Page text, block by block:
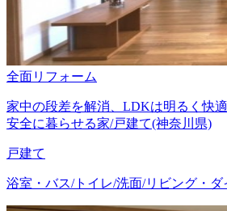
全面リフォーム
家中の段差を解消、LDKは明るく快
安全に暮らせる家/戸建て(神奈川県)
戸建て
浴室・バス/トイレ/洗面/リビング・ダ